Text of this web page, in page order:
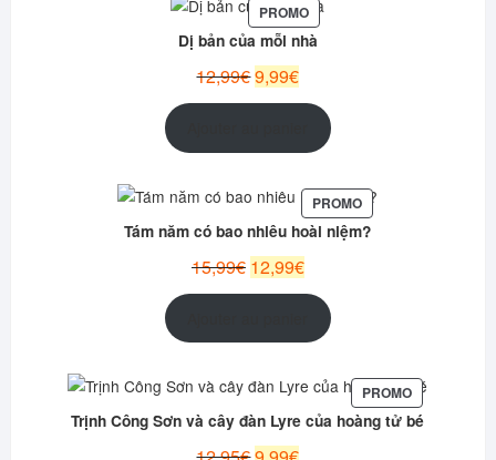
PROMOPRODUIT
EN
PROMOTION
Dị bản của mỗi nhà
12,99€Le
prix
9,99€Le
prix
actuel
est :
PROMOPRODUIT
EN
PROMOTION
Tám năm có bao nhiêu hoài niệm?
15,99€ Le
12,99€Le
actuel
est :
PROMOPRODUIT
EN
PROMOTION
Trịnh Công Sơn và cây đàn Lyre của hoàng tử bé
Le
Le